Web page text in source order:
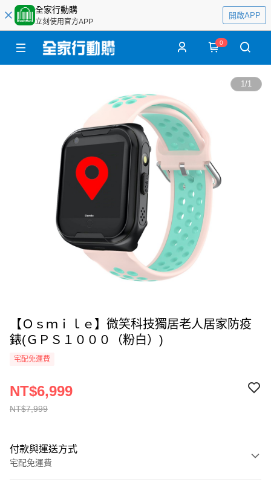
全家行動購
立刻使用官方APP
開啟APP
0
1/1
【Ｏｓｍｉｌｅ】微笑科技獨居老人居家防疫
錶(ＧＰＳ１０００（粉白）)
宅配免運費
NT$7,999
NT$6,999
付款與運送方式
宅配免運費